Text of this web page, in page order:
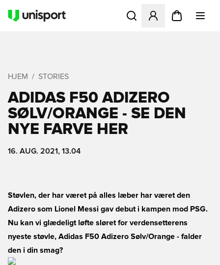
Åbner en Modal til at
HJEM STORIES
ADIDAS F50 ADIZERO
SØLV/ORANGE - SE DEN
NYE FARVE HER
16. AUG. 2021, 13.04
Støvlen, der har været på alles læber har været den
Adizero som Lionel Messi gav debut i kampen mod PSG.
Nu kan vi glædeligt løfte sløret for verdensetterens
nyeste støvle, Adidas F50 Adizero Sølv/Orange - falder
den i din smag?